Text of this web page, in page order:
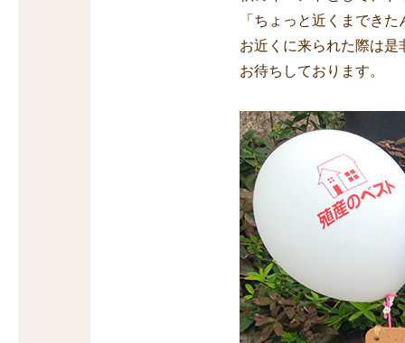
「ちょっと近くまでき
お近くに来られた際は是
お待ちしております。